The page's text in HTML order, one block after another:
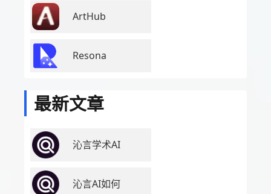
ArtHub
Resona
最新文章
沁言学术AI
沁言AI如何